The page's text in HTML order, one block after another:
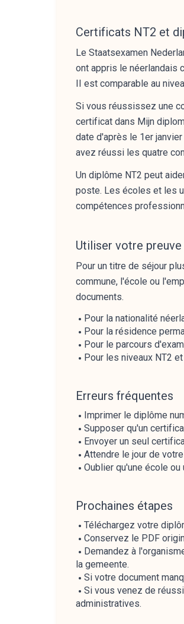
Certificats NT2 et
Le Staatsexamen
ont appris le néerlandais
II est comparable au
Si vous réussissez une
certificat dans Mijn
date d'après le 1er
avez réussi les quatre
Un diplôme NT2 peut
poste. Les écoles et les
compétences
Utiliser votre
Pour un titre de séjour
commune, l'école ou
documents.
Pour la nationalité
Pour la résidence
Pour le parcours
Pour les niveaux NT2
Erreurs fréquentes
Imprimer le diplôme
Supposer qu'un
Envoyer un seul
Attendre le jour de
Oublier qu'une école
Prochaines étapes
Téléchargez votre
Conservez le PDF
Demandez à
la gemeente.
Si votre document
Si vous venez de
administratives.